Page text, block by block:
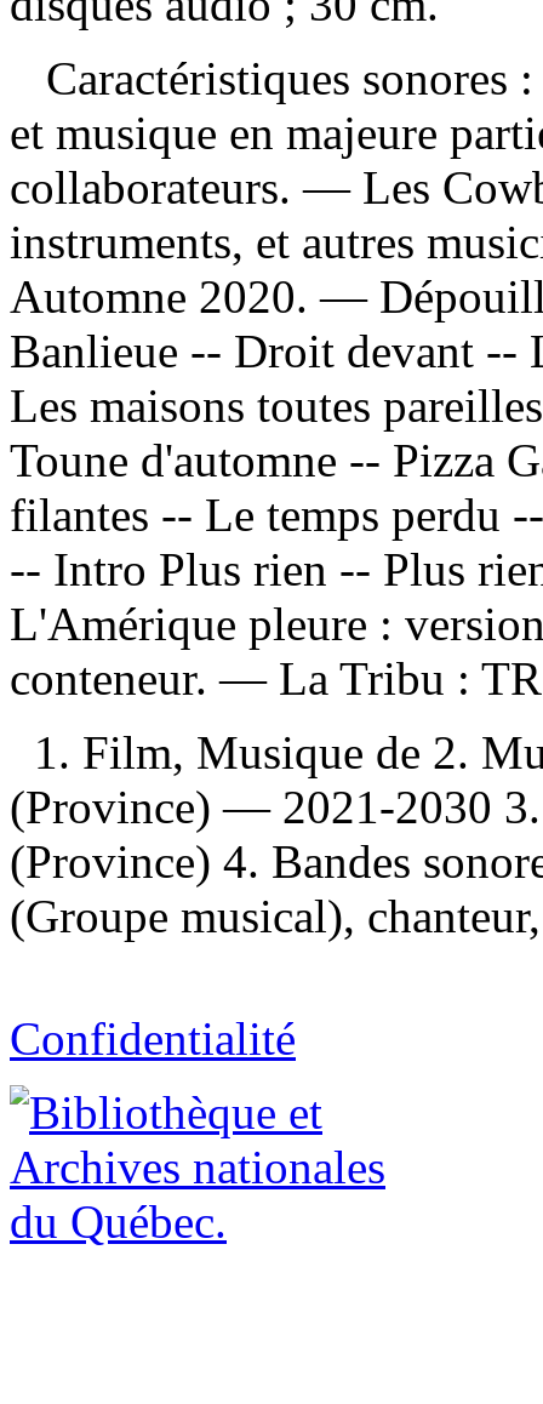
Caractéristiques sonores
et musique en majeure
collaborateurs. — Les
instruments, et autres
Automne 2020. —
Banlieue -- Droit devant --
Les maisons toutes
Toune d'automne -- Pizza
filantes -- Le temps perdu
-- Intro Plus rien -- Plus
L'Amérique pleure :
conteneur. — La Tribu :
1. Film, Musique de 2.
(Province) — 2021-2030
(Province) 4. Bandes
(Groupe musical),
Confidentialité